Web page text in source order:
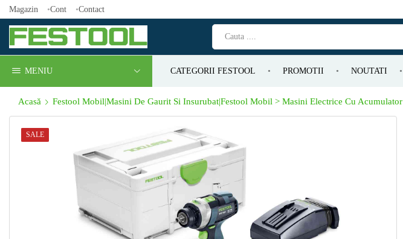
Magazin Cont Contact
MENIU CATEGORII FESTOOL PROMOTII NOUTATI
Acasă Festool Mobil|Masini De Gaurit Si Insurubat|Festool Mobil > Masini Electrice Cu Acumulator
SALE